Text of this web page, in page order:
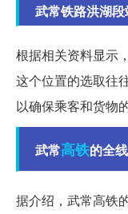
武常铁路洪湖
根据相关资料显示
这个位置的选取往
以确保乘客和货物
武常高铁的全
据介绍，武常高铁